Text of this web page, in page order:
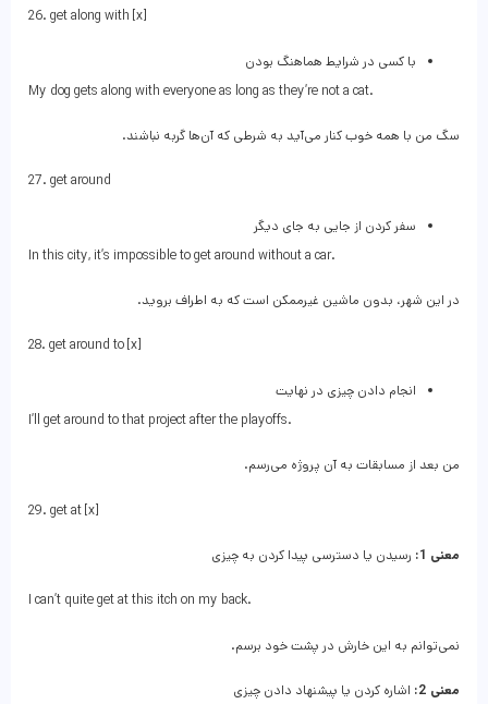
26. get along with [x]
با کسی در شرایط هماهنگ بودن
My dog gets along with everyone as long as they’re not a cat.
سگ من با همه خوب کنار می‌آید به شرطی که آن‌ها گربه نباشند.
27. get around
سفر کردن از جایی به جای دیگر
In this city, it’s impossible to get around without a car.
در این شهر، بدون ماشین غیرممکن است که به اطراف بروید.
28. get around to [x]
انجام دادن چیزی در نهایت
I’ll get around to that project after the playoffs.
من بعد از مسابقات به آن پروژه می‌رسم.
29. get at [x]
معنی 1: رسیدن یا دسترسی پیدا کردن به چیزی
I can’t quite get at this itch on my back.
نمی‌توانم به این خارش در پشت خود برسم.
معنی 2: اشاره کردن یا پیشنهاد دادن چیزی